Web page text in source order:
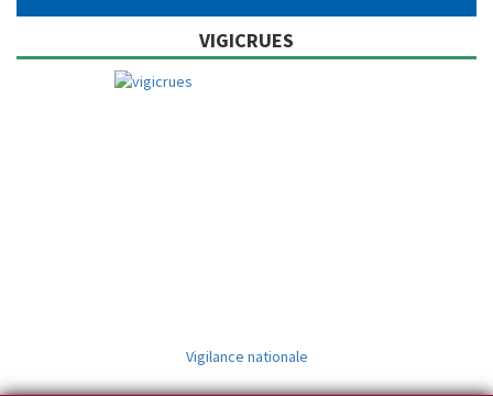
VIGICRUES
Vigilance nationale